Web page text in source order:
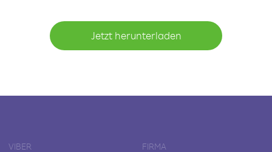
Jetzt herunterladen
VIBER FIRMA